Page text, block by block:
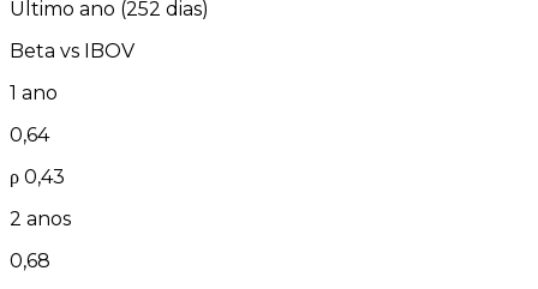
Último ano (252 dias)
Beta vs IBOV
1 ano
0,64
ρ 0,43
2 anos
0,68